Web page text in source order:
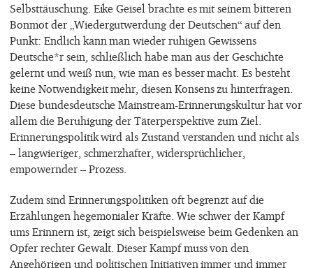
Selbsttäuschung. Eike Geisel brachte es mit seinem bitteren
Bonmot der „Wiedergutwerdung der Deutschen“ auf den
Punkt: Endlich kann man wieder ruhigen Gewissens
Deutsche*r sein, schließlich habe man aus der Geschichte
gelernt und weiß nun, wie man es besser macht. Es besteht
keine Notwendigkeit mehr, diesen Konsens zu hinterfragen.
Diese bundesdeutsche Mainstream-Erinnerungskultur hat vor
allem die Beruhigung der Täterperspektive zum Ziel.
Erinnerungspolitik wird als Zustand verstanden und nicht als
– langwieriger, schmerzhafter, widersprüchlicher,
empowernder – Prozess.
Zudem sind Erinnerungspolitiken oft begrenzt auf die
Erzählungen hegemonialer Kräfte. Wie schwer der Kampf
ums Erinnern ist, zeigt sich beispielsweise beim Gedenken an
Opfer rechter Gewalt. Dieser Kampf muss von den
Angehörigen und politischen Initiativen immer und immer